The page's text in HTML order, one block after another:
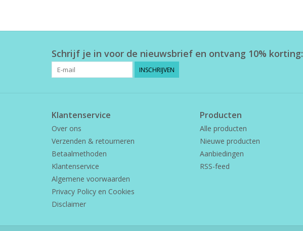
Schrijf je in voor de nieuwsbrief en ontvang 10% korting:
INSCHRIJVEN
Klantenservice
Over ons
Verzenden & retourneren
Betaalmethoden
Klantenservice
Algemene voorwaarden
Privacy Policy en Cookies
Disclaimer
Producten
Alle producten
Nieuwe producten
Aanbiedingen
RSS-feed